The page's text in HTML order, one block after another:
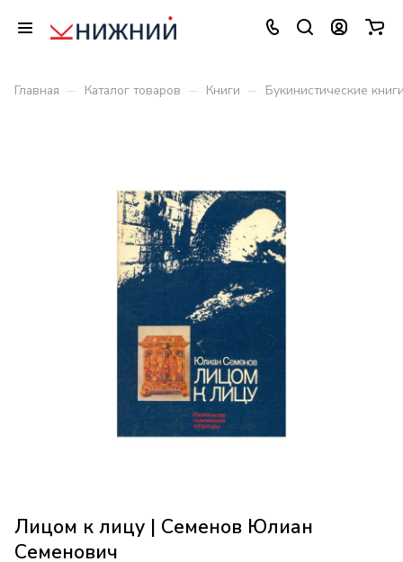
Главная – Каталог товаров – Книги – Букинистические
Лицом к лицу | Семенов Юлиан
Семенович